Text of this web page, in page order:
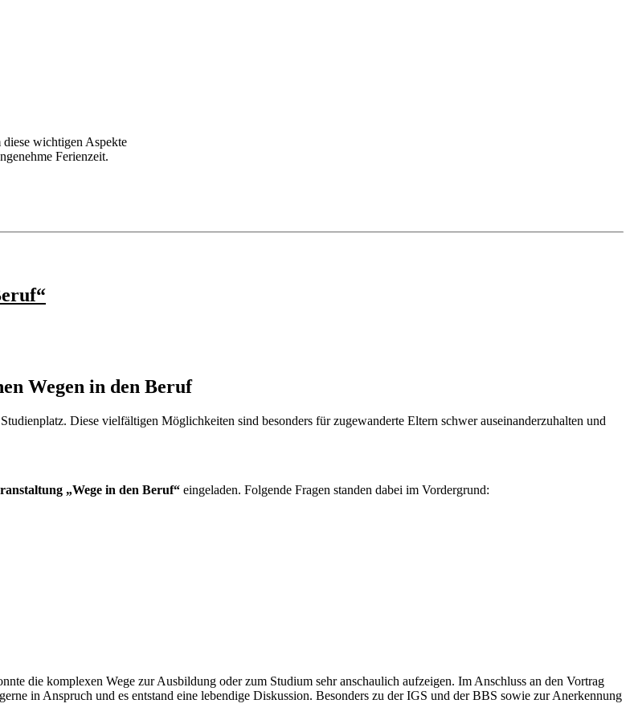
wichtigen Aspekte
Ferienzeit.
Wegen in den Beruf
Diese vielfältigen Möglichkeiten sind besonders für zugewanderte Eltern schwer auseinanderzuhalten und
„Wege in den Beruf“ eingeladen. Folgende Fragen standen dabei im Vordergrund:
die komplexen Wege zur Ausbildung oder zum Studium sehr anschaulich aufzeigen. Im Anschluss an den Vortrag
in Anspruch und es entstand eine lebendige Diskussion. Besonders zu der IGS und der BBS sowie zur Anerkennung